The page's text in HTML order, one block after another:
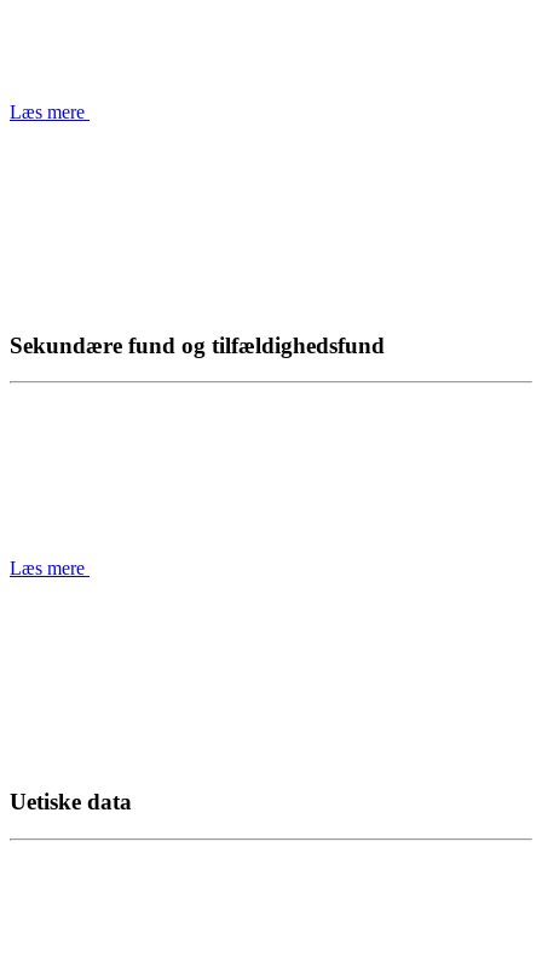
Læs mere
Sekundære fund og tilfældighedsfund
Læs mere
Uetiske data